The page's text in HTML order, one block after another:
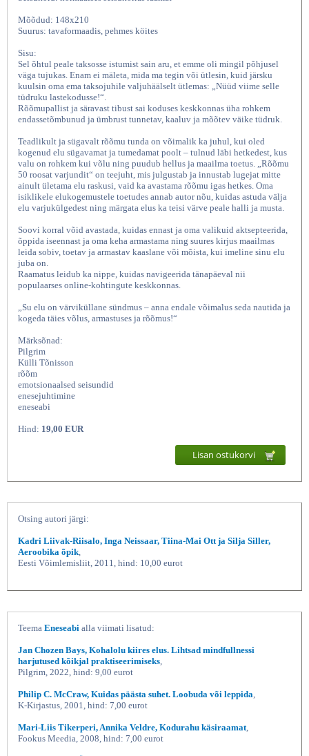
Rõõmu 50 roosat varjundit,
Mõõdud: 148x210
Suurus: tavaformaadis, pehmes köites
Sisu:
Sel õhtul peale taksosse istumist sain aru, et emme oli mingil põhjusel
väga tujukas. Enam ei mäleta, mida ma tegin või ütlesin, kuid järsku
kuulsin oma ema taksojuhile valjuhäälselt ütlemas: „Nüüd viime selle
tüdruku lastekodusse!“.
Rõõmupallist ja säravast tibust sai koduses keskkonnas üha rohkem
endassetõmbunud ja ümbrust tunnetav, kaaluv ja mõõtev väike tüdruk.
Teadlikult ja sügavalt rõõmu tunda on võimalik ka juhul, kui oled
kogenud elu sügavamat ja tumedamat poolt – tulnud läbi hetkedest, kus
valu on rohkem kui võlu ning puudub hellus ja maailma toetus. „Rõõmu
50 roosat varjundit“ on teejuht, mis julgustab ja innustab lugejat mitte
ainult ületama elu raskusi, vaid ka avastama rõõmu igas hetkes. Oma
isiklikele elukogemustele toetudes annab autor nõu, kuidas astuda välja
elu varjukülgedest ning märgata elus ka teisi värve peale halli ja musta.
Soovi korral võid avastada, kuidas ennast ja oma valikuid aktsepteerida,
õppida iseennast ja oma keha armastama ning suures kirjus maailmas
leida sobiv, toetav ja armastav kaaslane või mõista, kui imeline sinu elu
juba on.
Raamatus leidub ka nippe, kuidas navigeerida tänapäeval nii
populaarses online-kohtingute keskkonnas.
„Su elu on värviküllane sündmus – anna endale võimalus seda nautida ja
kogeda täies võlus, armastuses ja rõõmus!“
Märksõnad:
Pilgrim
Külli Tõnisson
rõõm
emotsionaalsed seisundid
enesejuhtimine
eneseabi
Hind: 19,00 EUR
Lisan ostukorvi
Otsing autori järgi:
Kadri Liivak-Riisalo, Inga Neissaar, Tiina-Mai Ott ja Silja Siller,
Aeroobika õpik
Eesti Võimlemisliit, 2011, hind: 10,00 eurot
Teema Eneseabi alla viimati lisatud:
Jan Chozen Bays, Kohalolu kiires elus. Lihtsad mindfullnessi
harjutused kõikjal praktiseerimiseks
Pilgrim, 2022, hind: 9,00 eurot
Philip C. McCraw, Kuidas päästa suhet. Loobuda või leppida
K-Kirjastus, 2001, hind: 7,00 eurot
Mari-Liis Tikerperi, Annika Veldre, Kodurahu käsiraamat
Fookus Meedia, 2008, hind: 7,00 eurot